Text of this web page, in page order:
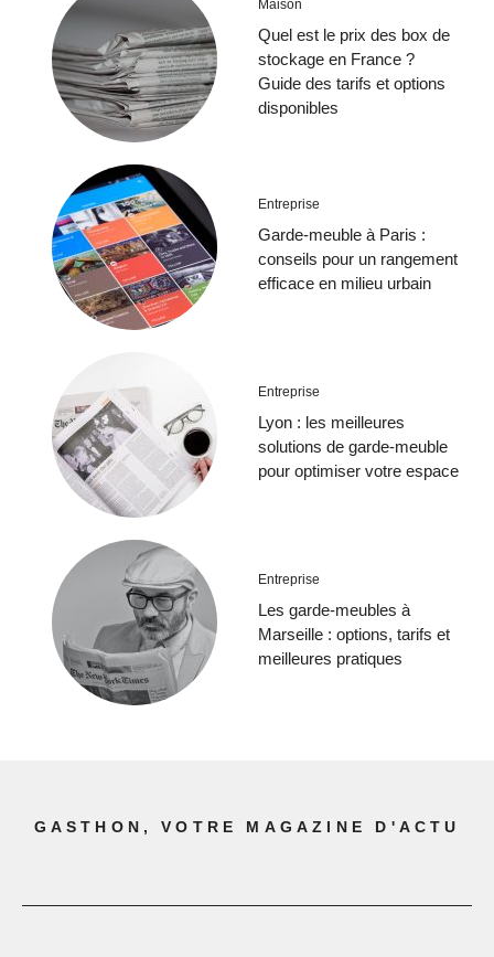
Maison
Quel est le prix des box de
stockage en France ?
Guide des tarifs et options
disponibles
Entreprise
Garde-meuble à Paris :
conseils pour un rangement
efficace en milieu urbain
Entreprise
Lyon : les meilleures
solutions de garde-meuble
pour optimiser votre espace
Entreprise
Les garde-meubles à
Marseille : options, tarifs et
meilleures pratiques
GASTHON, VOTRE MAGAZINE D'ACTU